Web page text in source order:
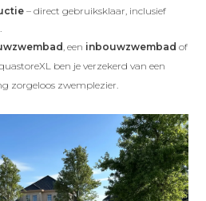
– direct gebruiksklaar, inclusief
, een inbouwzwembad of
ben je verzekerd van een
zorgeloos zwemplezier.